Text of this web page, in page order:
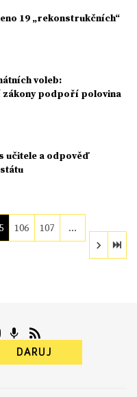
19 „rekonstrukčních“
voleb:
podpoří polovina
učitele a odpověď
106 107 …
DARUJ